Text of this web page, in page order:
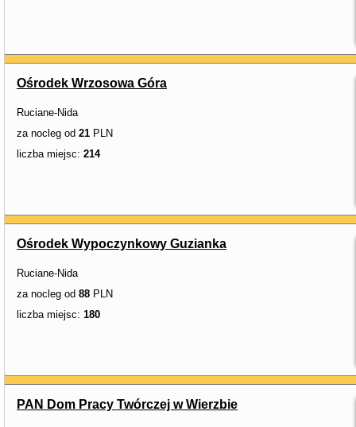
Ośrodek Wrzosowa Góra
Ruciane-Nida
za nocleg od 21 PLN
liczba miejsc: 214
Ośrodek Wypoczynkowy Guzianka
Ruciane-Nida
za nocleg od 88 PLN
liczba miejsc: 180
PAN Dom Pracy Twórczej w Wierzbie